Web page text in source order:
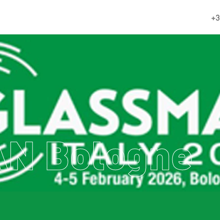
Bologne